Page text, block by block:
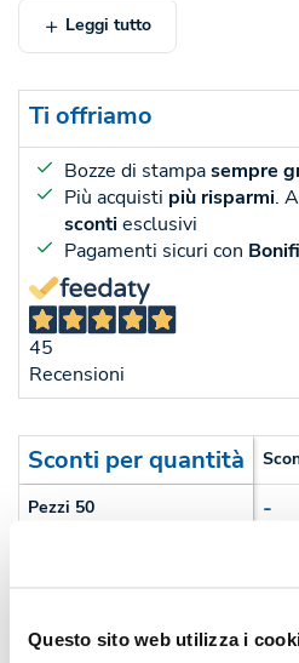
Questo sito web utilizza i
Leggi tutto
Ti offriamo
Bozze di stampasempre
Più acquisti più risparmi.
scontiesclusivi
Pagamenti sicuri con
45
Recensioni
Sconti per quantità
Pezzi 50 -
Pezzi 500 -